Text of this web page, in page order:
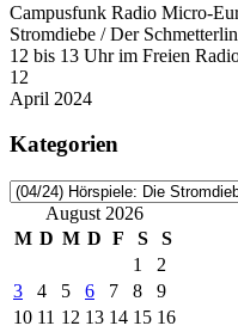
Campusfunk Radio Micro-
Stromdiebe / Der
12 bis 13 Uhr im Freien
12
April 2024
Kategorien
Kategorien
August 2026
M D M D F S
S
1
2
3
4 5 6 7 8
9
10 11 12 13 14 15 16